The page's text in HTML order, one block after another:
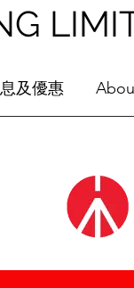
及優惠